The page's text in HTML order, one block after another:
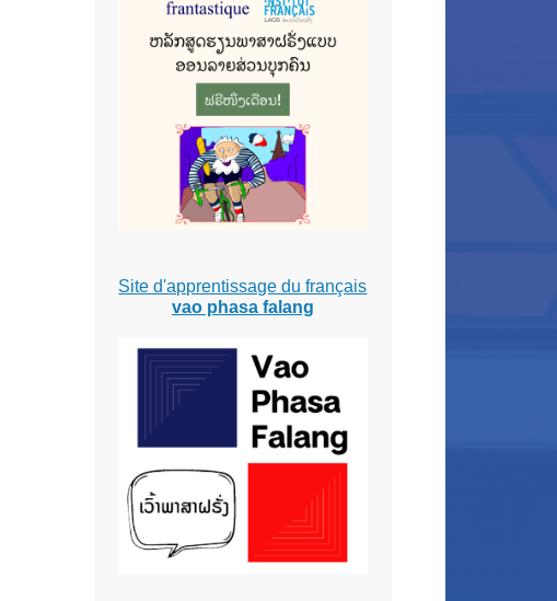
Site d'apprentissage du français
vao phasa falang